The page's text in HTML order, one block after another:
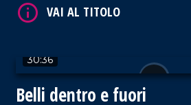
di LaC Salute, curata da Rossella
da lupus eritematoso sistemico,
dellassociazione Calma,
Autoimmuni.
30:36
Belli dentro e fuori
VAI AL TITOLO